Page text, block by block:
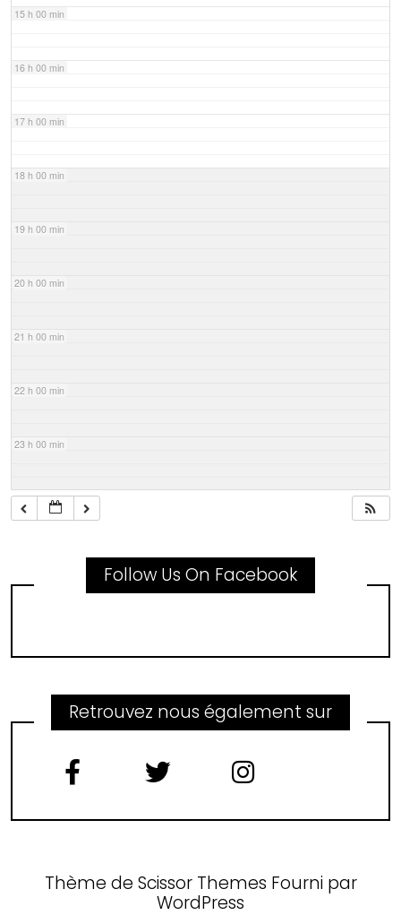
15 h 00 min
16 h 00 min
17 h 00 min
18 h 00 min
19 h 00 min
20 h 00 min
21 h 00 min
22 h 00 min
23 h 00 min
Follow Us On Facebook
Retrouvez nous également sur
Thème de Scissor Themes Fourni par
WordPress